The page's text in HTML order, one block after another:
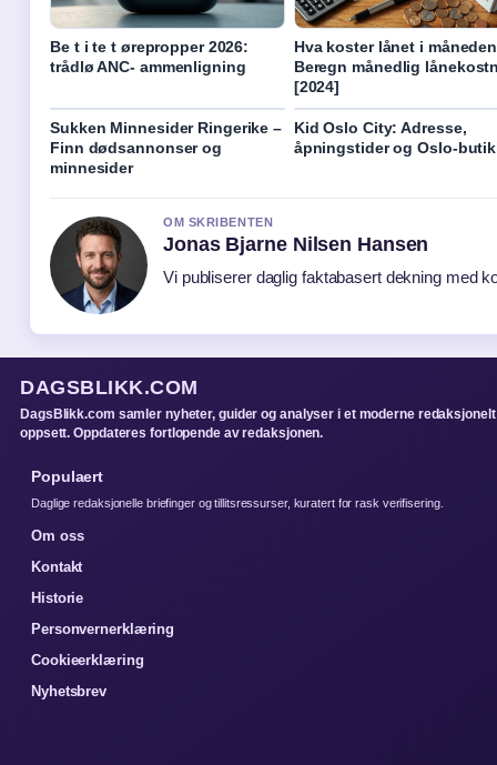
Be t i te t ørepropper 2026:
trådlø ANC- ammenligning
Hva koster lånet i
Beregn månedlig
[2024]
Sukken Minnesider Ringerike –
Finn dødsannonser og
minnesider
Kid Oslo City: Adresse,
åpningstider og Oslo-
OM SKRIBENTEN
Jonas Bjarne Nilsen Hansen
Vi publiserer daglig faktabasert dekning med
DAGSBLIKK.COM
DagsBlikk.com samler nyheter, guider og analyser i et moderne redaksjonelt
oppsett. Oppdateres fortlopende av redaksjonen.
Populaert
Daglige redaksjonelle briefinger og tillitsressurser, kuratert for rask verifisering.
Om oss
Kontakt
Historie
Personvernerklæring
Cookieerklæring
Nyhetsbrev